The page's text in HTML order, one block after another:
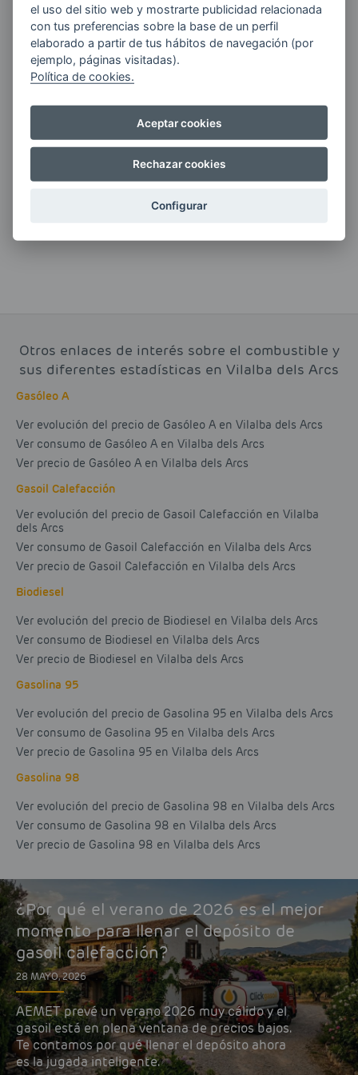
Quiero recibir las últimas novedades de AVIA
ENERGIAS por cualquier medio, incluido
electrónico. Más información
Si tienes alguna duda durante el
pedido escríbenos a:
contacto@clickgasoil.com
Otros enlaces de interés sobre el combustible y
sus diferentes estadísticas en Vilalba dels Arcs
Gasóleo A
Ver evolución del precio de Gasóleo A en Vilalba dels Arcs
Ver consumo de Gasóleo A en Vilalba dels Arcs
Ver precio de Gasóleo A en Vilalba dels Arcs
Gasoil Calefacción
Ver evolución del precio de Gasoil Calefacción en Vilalba
dels Arcs
Ver consumo de Gasoil Calefacción en Vilalba dels Arcs
Ver precio de Gasoil Calefacción en Vilalba dels Arcs
Biodiesel
Ver evolución del precio de Biodiesel en Vilalba dels Arcs
Ver consumo de Biodiesel en Vilalba dels Arcs
Ver precio de Biodiesel en Vilalba dels Arcs
Gasolina 95
Ver evolución del precio de Gasolina 95 en Vilalba dels Arcs
Ver consumo de Gasolina 95 en Vilalba dels Arcs
Ver precio de Gasolina 95 en Vilalba dels Arcs
Gasolina 98
Ver evolución del precio de Gasolina 98 en Vilalba dels Arcs
Ver consumo de Gasolina 98 en Vilalba dels Arcs
Ver precio de Gasolina 98 en Vilalba dels Arcs
¿Por qué el verano de 2026 es el mejor
momento para llenar el depósito de
gasoil calefacción?
28 MAYO, 2026
AEMET prevé un verano 2026 muy cálido y el
gasoil está en plena ventana de precios bajos.
Te contamos por qué llenar el depósito ahora
es la jugada inteligente.
el uso del sitio web y mostrarte publicidad relacionada
con tus preferencias sobre la base de un perfil
elaborado a partir de tus hábitos de navegación (por
ejemplo, páginas visitadas).
Política de cookies.
Aceptar cookies
Rechazar cookies
Configurar